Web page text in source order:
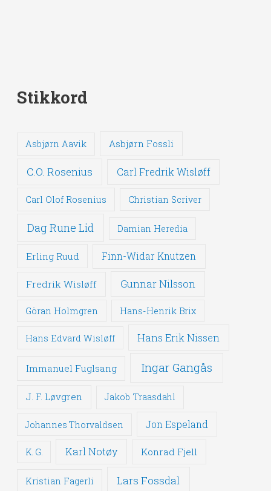
Stikkord
Asbjørn Aavik Asbjørn Fossli
C.O. Rosenius Carl Fredrik Wisløff
Carl Olof Rosenius Christian Scriver
Dag Rune Lid Damian Heredia
Erling Ruud Finn-Widar Knutzen
Fredrik Wisløff Gunnar Nilsson
Göran Holmgren Hans-Henrik Brix
Hans Edvard Wisløff Hans Erik Nissen
Immanuel Fuglsang Ingar Gangås
J. F. Løvgren Jakob Traasdahl
Johannes Thorvaldsen Jon Espeland
K. G. Karl Notøy Konrad Fjell
Kristian Fagerli Lars Fossdal